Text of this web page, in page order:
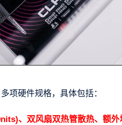
项硬件规格，具体包括：
、双风扇双热管散热、额